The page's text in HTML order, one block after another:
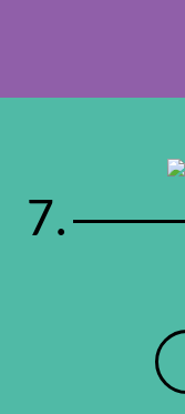
7.